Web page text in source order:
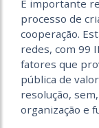
É importante
processo de
cooperação.
redes, com 99
fatores que
pública de
resolução,
organização e